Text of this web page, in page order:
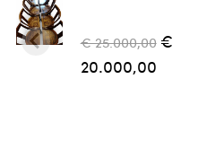
€ 25.000,00 €
20.000,00